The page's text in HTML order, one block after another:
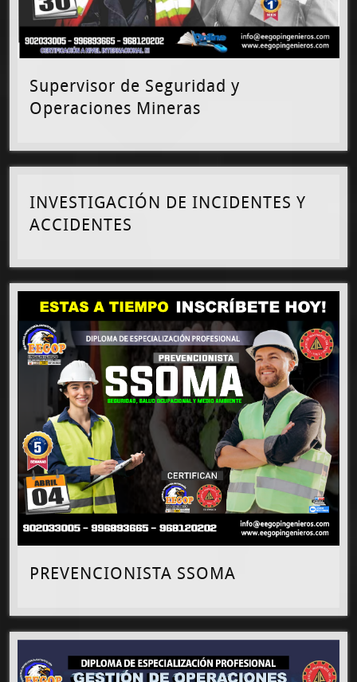
Supervisor de Seguridad y
Operaciones Mineras
INVESTIGACIÓN DE INCIDENTES Y
ACCIDENTES
PREVENCIONISTA SSOMA